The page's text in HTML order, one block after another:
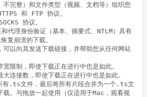
不完整）和文件类型（视频、文档等）组织您
和 FTP 协议。
协议。
代理身份验证（基本、摘要式、NTLM）具有
复崩溃的下载。
可以向其发送下载链接，并帮助您从任何网站
限制，即使下载正在进行中也是如此。
连接数，即使下载正在进行中也是如此。
有.ts文件，最后将所有片段合并为一个.ts文
载。与拖放一起使用（仅适用于Mac，观看视